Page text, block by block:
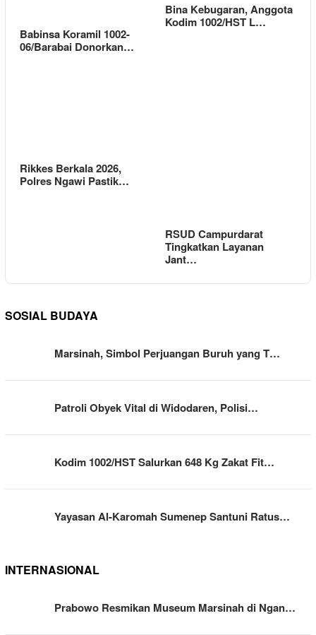
Babinsa Koramil 1002-
06/Barabai Donorkan…
Bina Kebugaran, Anggota
Kodim 1002/HST L…
Rikkes Berkala 2026,
Polres Ngawi Pastik…
RSUD Campurdarat
Tingkatkan Layanan
Jant…
SOSIAL BUDAYA
Marsinah, Simbol Perjuangan Buruh yang T…
Patroli Obyek Vital di Widodaren, Polisi…
Kodim 1002/HST Salurkan 648 Kg Zakat Fit…
Yayasan Al-Karomah Sumenep Santuni Ratus…
INTERNASIONAL
Prabowo Resmikan Museum Marsinah di Ngan…